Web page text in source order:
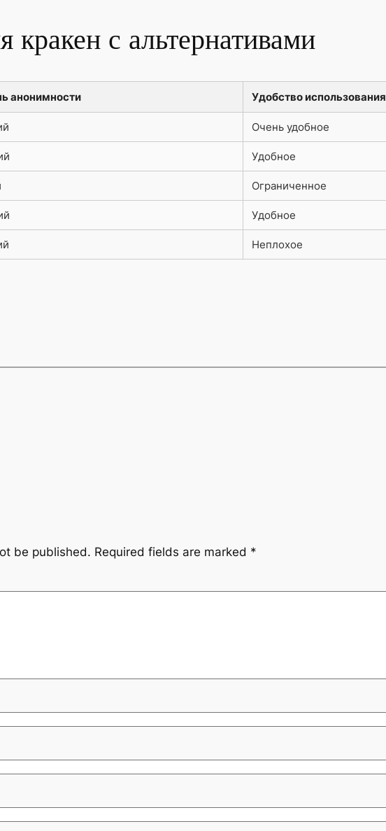
кракен с альтернативами
анонимности Удобство использования
Очень удобное
Удобное
Ограниченное
Удобное
Неплохое
be published. Required fields are marked *